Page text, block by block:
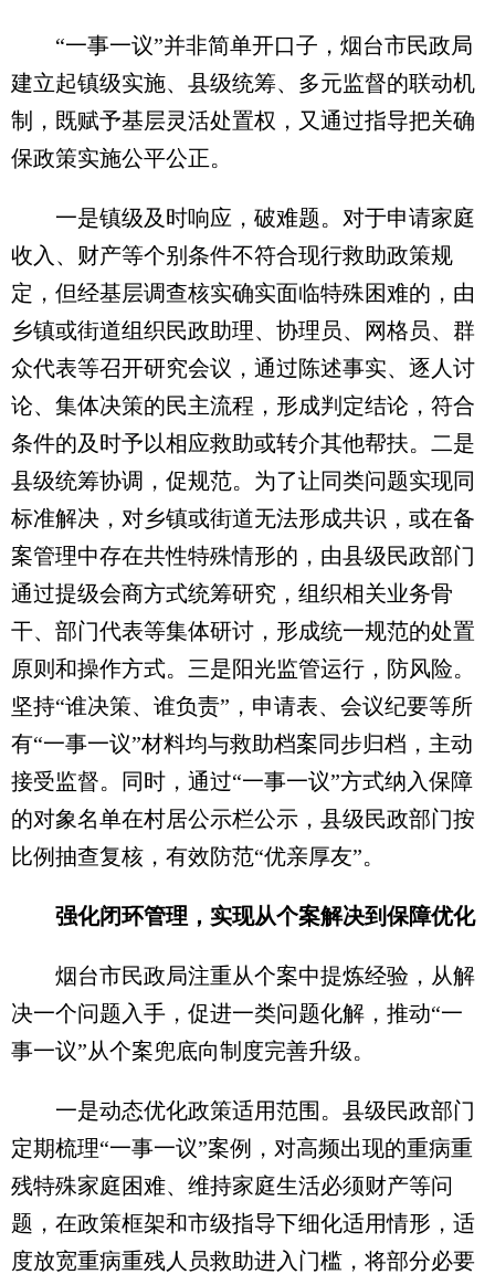
“一事一议”并非简单开口子，烟台市民政局
建立起镇级实施、县级统筹、多元监督的联动机
制，既赋予基层灵活处置权，又通过指导把关确
保政策实施公平公正。
一是镇级及时响应，破难题。对于申请家庭
收入、财产等个别条件不符合现行救助政策规
定，但经基层调查核实确实面临特殊困难的，由
乡镇或街道组织民政助理、协理员、网格员、群
众代表等召开研究会议，通过陈述事实、逐人讨
论、集体决策的民主流程，形成判定结论，符合
条件的及时予以相应救助或转介其他帮扶。二是
县级统筹协调，促规范。为了让同类问题实现同
标准解决，对乡镇或街道无法形成共识，或在备
案管理中存在共性特殊情形的，由县级民政部门
通过提级会商方式统筹研究，组织相关业务骨
干、部门代表等集体研讨，形成统一规范的处置
原则和操作方式。三是阳光监管运行，防风险。
坚持“谁决策、谁负责”，申请表、会议纪要等所
有“一事一议”材料均与救助档案同步归档，主动
接受监督。同时，通过“一事一议”方式纳入保障
的对象名单在村居公示栏公示，县级民政部门按
比例抽查复核，有效防范“优亲厚友”。
强化闭环管理，实现从个案解决到保障优化
烟台市民政局注重从个案中提炼经验，从解
决一个问题入手，促进一类问题化解，推动“一
事一议”从个案兜底向制度完善升级。
一是动态优化政策适用范围。县级民政部门
定期梳理“一事一议”案例，对高频出现的重病重
残特殊家庭困难、维持家庭生活必须财产等问
题，在政策框架和市级指导下细化适用情形，适
度放宽重病重残人员救助进入门槛，将部分必要